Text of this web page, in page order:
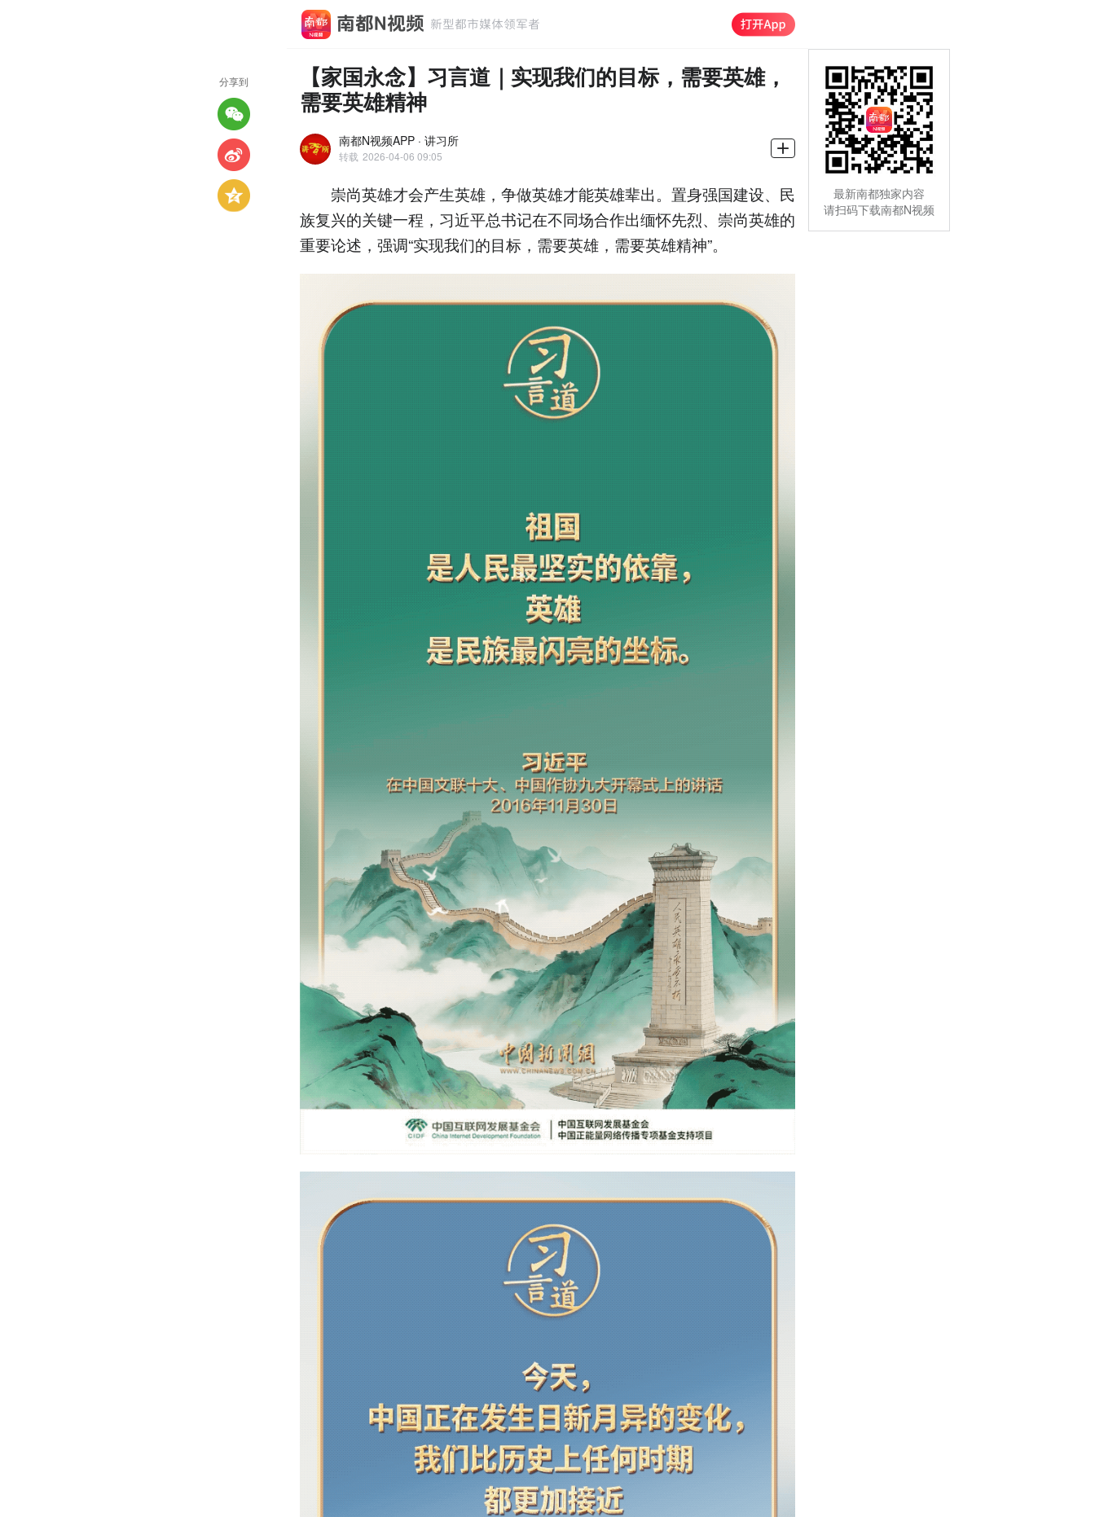
【家国永念】习言道｜实现我们的目标，需要英雄，
需要英雄精神
南都N视频APP · 讲习所
转载 2026-04-06 09:05
崇尚英雄才会产生英雄，争做英雄才能英雄辈出。置身强国建设、民
族复兴的关键一程，习近平总书记在不同场合作出缅怀先烈、崇尚英雄的
重要论述，强调“实现我们的目标，需要英雄，需要英雄精神”。
分享到
最新南都独家内容
请扫码下载南都N视频